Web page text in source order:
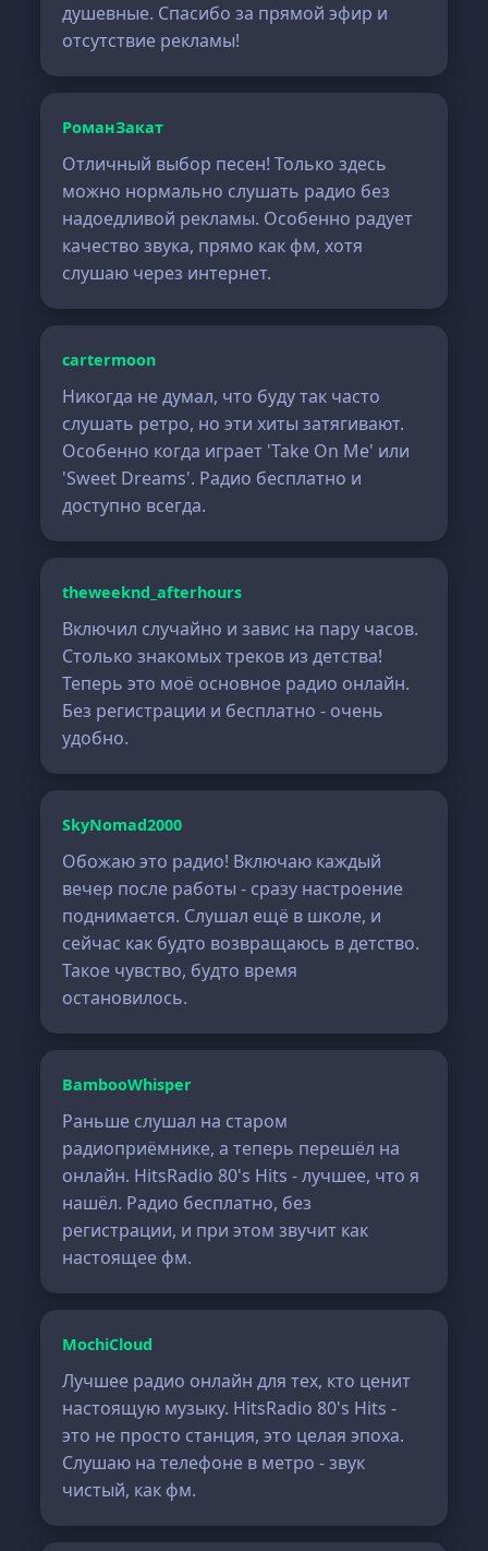
душевные. Спасибо за прямой эфир и
отсутствие рекламы!
РоманЗакат
Отличный выбор песен! Только здесь
можно нормально слушать радио без
надоедливой рекламы. Особенно радует
качество звука, прямо как фм, хотя
слушаю через интернет.
cartermoon
Никогда не думал, что буду так часто
слушать ретро, но эти хиты затягивают.
Особенно когда играет 'Take On Me' или
'Sweet Dreams'. Радио бесплатно и
доступно всегда.
theweeknd_afterhours
Включил случайно и завис на пару часов.
Столько знакомых треков из детства!
Теперь это моё основное радио онлайн.
Без регистрации и бесплатно - очень
удобно.
SkyNomad2000
Обожаю это радио! Включаю каждый
вечер после работы - сразу настроение
поднимается. Слушал ещё в школе, и
сейчас как будто возвращаюсь в детство.
Такое чувство, будто время
остановилось.
BambooWhisper
Раньше слушал на старом
радиоприёмнике, а теперь перешёл на
онлайн. HitsRadio 80's Hits - лучшее, что я
нашёл. Радио бесплатно, без
регистрации, и при этом звучит как
настоящее фм.
MochiCloud
Лучшее радио онлайн для тех, кто ценит
настоящую музыку. HitsRadio 80's Hits -
это не просто станция, это целая эпоха.
Слушаю на телефоне в метро - звук
чистый, как фм.